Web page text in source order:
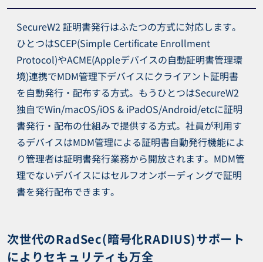
SecureW2 証明書発行はふたつの方式に対応します。
ひとつはSCEP(Simple Certificate Enrollment
Protocol)やACME(Appleデバイスの自動証明書管理環
境)連携でMDM管理下デバイスにクライアント証明書
を自動発行・配布する方式。もうひとつはSecureW2
独自でWin/macOS/iOS & iPadOS/Android/etcに証明
書発行・配布の仕組みで提供する方式。社員が利用す
るデバイスはMDM管理による証明書自動発行機能によ
り管理者は証明書発行業務から開放されます。MDM管
理でないデバイスにはセルフオンボーディングで証明
書を発行配布できます。
次世代のRadSec(暗号化RADIUS)サポート
によりセキュリティも万全